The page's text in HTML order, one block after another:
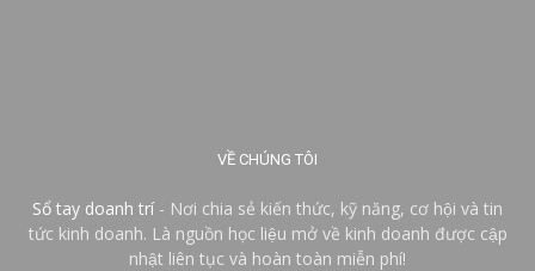
VỀ CHÚNG TÔI
Sổ tay doanh trí - Nơi chia sẻ kiến thức, kỹ năng, cơ hội và tin
tức kinh doanh. Là nguồn học liệu mở về kinh doanh được cập
nhật liên tục và hoàn toàn miễn phí!